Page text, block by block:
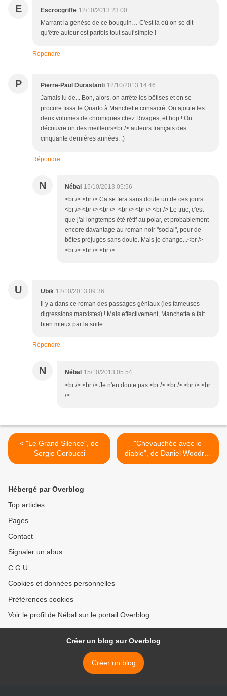
E Escrocgriffe 12/10/2013 23:00
Marrant la génèse de ce bouquin… C'est là où on se dit
qu'être auteur est parfois tout sauf simple !
Répondre
P Pierre-Paul Durastanti 12/10/2013 14:46
Jamais lu de... Bon, alors, on arrête les bêtises et on se
procure fissa le Quarto à Manchette consacré. On ajoute les
deux volumes de chroniques chez Rivages, et hop ! On
découvre un des meilleurs<br /> auteurs français des
cinquante dernières années. ;)
Répondre
N Nébal 15/10/2013 05:56
<br /> <br /> Ca se fera sans doute un de ces jours...
<br /> <br /> <br /> <br /> <br /> <br /> Le truc, c'est
que j'ai longtemps été rétif au polar, et probablement
encore davantage au roman noir "social", pour de
bêtes préjugés sans doute. Mais je change...<br />
<br /> <br /> <br />
U Ubik 12/10/2013 09:36
Il y a dans ce roman des passages géniaux (les fameuses
digressions marxistes) ! Mais effectivement, Manchette a fait
bien mieux par la suite.
Répondre
N Nébal 15/10/2013 05:54
<br /> <br /> Je n'en doute pas.<br /> <br /> <br /> <br
/>
< "Le Grand Silence", de
Sergio Corbucci
"Chevauchée avec le
diable", de Daniel Woodrell
>
Hébergé par Overblog
Top articles
Pages
Contact
Signaler un abus
C.G.U.
Cookies et données personnelles
Préférences cookies
Voir le profil de Nébal sur le portail Overblog
Créer un blog sur Overblog
Créer un blog